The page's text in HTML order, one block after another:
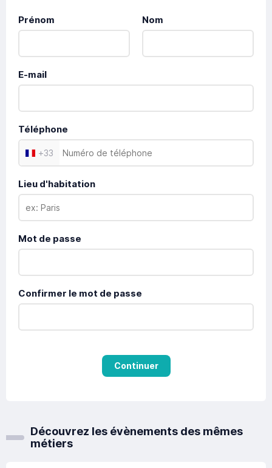
Prénom Nom
E-mail
Téléphone
+33
Lieu d'habitation
Mot de passe
Confirmer le mot de passe
Continuer
Découvrez les évènements des mêmes
métiers